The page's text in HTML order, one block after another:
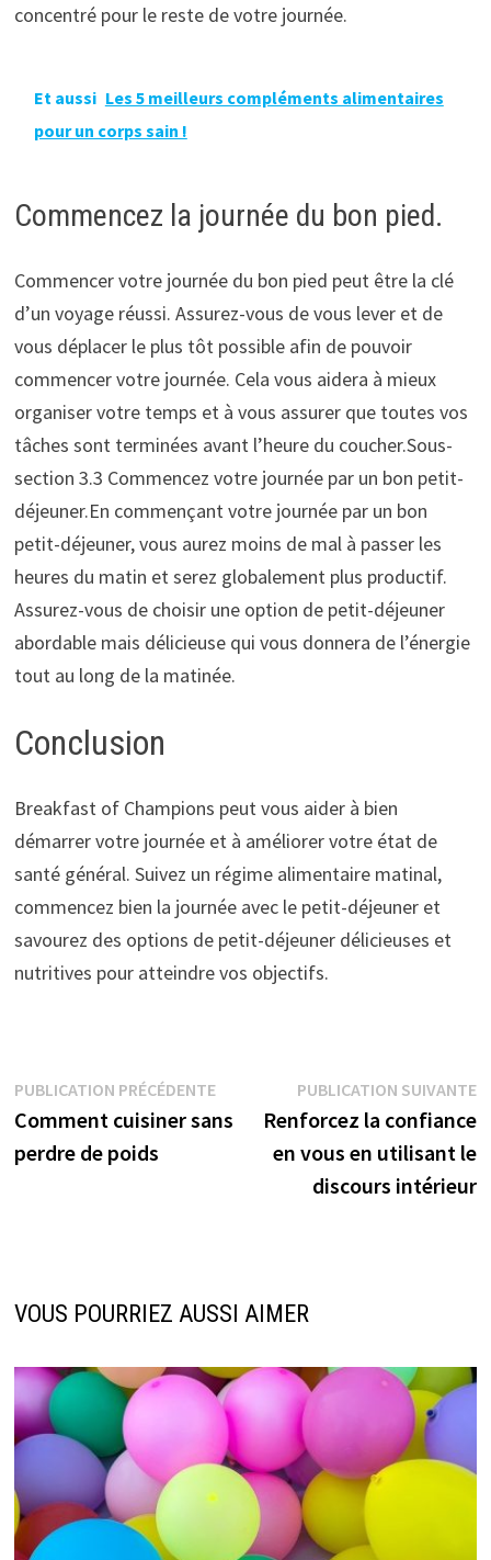
concentré pour le reste de votre journée.
Et aussi Les 5 meilleurs compléments alimentaires
pour un corps sain !
Commencez la journée du bon pied.
Commencer votre journée du bon pied peut être la clé
d’un voyage réussi. Assurez-vous de vous lever et de
vous déplacer le plus tôt possible afin de pouvoir
commencer votre journée. Cela vous aidera à mieux
organiser votre temps et à vous assurer que toutes vos
tâches sont terminées avant l’heure du coucher.Sous-
section 3.3 Commencez votre journée par un bon petit-
déjeuner.En commençant votre journée par un bon
petit-déjeuner, vous aurez moins de mal à passer les
heures du matin et serez globalement plus productif.
Assurez-vous de choisir une option de petit-déjeuner
abordable mais délicieuse qui vous donnera de l’énergie
tout au long de la matinée.
Conclusion
Breakfast of Champions peut vous aider à bien
démarrer votre journée et à améliorer votre état de
santé général. Suivez un régime alimentaire matinal,
commencez bien la journée avec le petit-déjeuner et
savourez des options de petit-déjeuner délicieuses et
nutritives pour atteindre vos objectifs.
Navigation
de
l’article
PUBLICATION PRÉCÉDENTEPublication
précédente :
Comment cuisiner sans
perdre de poids
PUBLICATION SUIVANTE
Renforcez la confiance
en vous en utilisant le
discours intérieur
VOUS POURRIEZ AUSSI AIMER